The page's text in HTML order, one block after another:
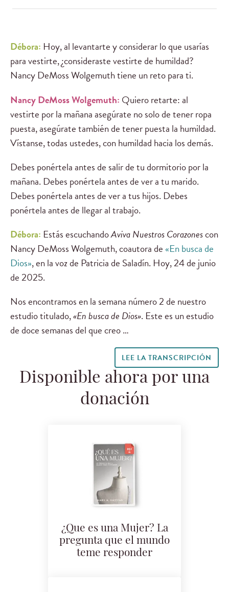
Débora: Hoy, al levantarte y considerar lo que usarías
para vestirte, ¿consideraste vestirte de humildad?
Nancy DeMoss Wolgemuth tiene un reto para ti.
Nancy DeMoss Wolgemuth: Quiero retarte: al
vestirte por la mañana asegúrate no solo de tener ropa
puesta, asegúrate también de tener puesta la humildad.
Vístanse, todas ustedes, con humildad hacia los demás.
Debes ponértela antes de salir de tu dormitorio por la
mañana. Debes ponértela antes de ver a tu marido.
Debes ponértela antes de ver a tus hijos. Debes
ponértela antes de llegar al trabajo.
Débora: Estás escuchandoAviva Nuestros Corazonescon
Nancy DeMoss Wolgemuth, coautora de «En busca de
Dios», en la voz de Patricia de Saladín. Hoy, 24 de junio
de 2025.
Nos encontramos en la semana número 2 de nuestro
estudio titulado,«En busca de Dios». Este es un estudio
de doce semanas del que creo …
LEE LA TRANSCRIPCIÓN
Disponible ahora por una
donación
¿Que es una Mujer? La
pregunta que el mundo
teme responder